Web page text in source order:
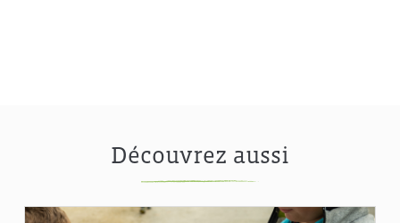
Découvrez aussi